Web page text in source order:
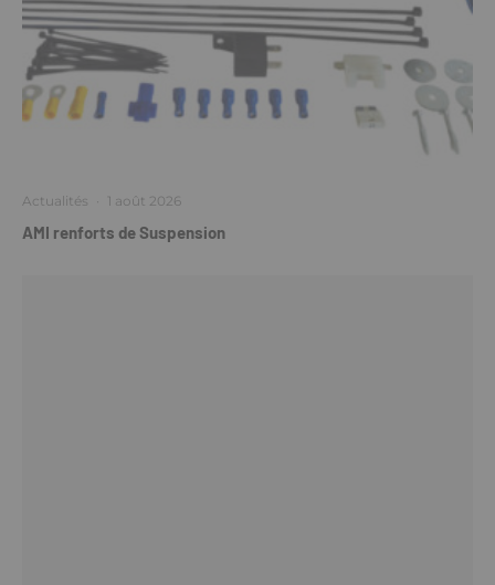
Actualités · 1 août 2026
AMI renforts de Suspension